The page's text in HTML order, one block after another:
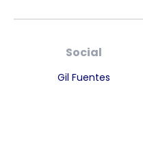
Social
Gil Fuentes